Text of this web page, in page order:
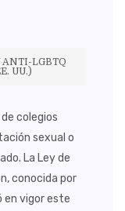
ANTI-LGBTQ
UU.)
colegios
sexual o
La Ley de
conocida por
en vigor este